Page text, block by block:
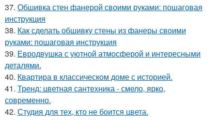
37. Обшивка стен фанерой своими руками: пошаговая
инструкция
38. Как сделать обшивку стены из фанеры своими
руками: пошаговая инструкция
39. Евродвушка с уютной атмосферой и интересными
деталями.
40. Квартира в классическом доме с историей.
41. Тренд: цветная сантехника - смело, ярко,
современно.
42. Студия для тех, кто не боится цвета.